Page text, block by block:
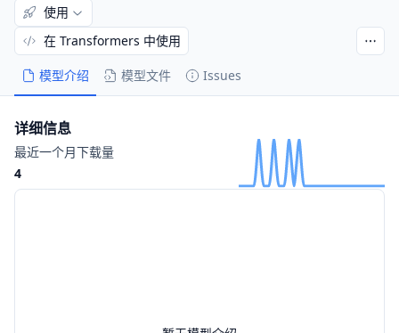
模型介绍 模型文件 Issues
使用
在 Transformers 中使用
详细信息
最近一个月下载量
4